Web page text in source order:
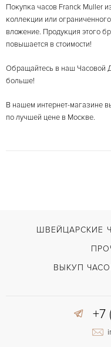
Покупка часов Franck Muller
коллекции или
вложение. Продукция этого
повышается в стоимости!
Обращайтесь в наш Часовой
больше!
В нашем интернет-магазине
по лучшей цене в Москве.
ШВЕЙЦАРСКИЕ
ВЫКУП
+7